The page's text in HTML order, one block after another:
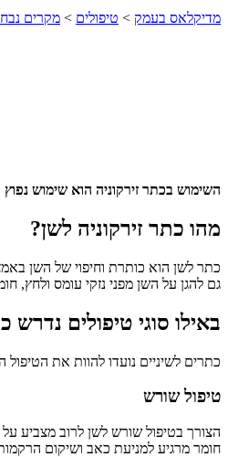
מדיקלאס בעמק > טיפולים > מקרים
השימוש בכתר זירקוניה הוא שימוש נפוץ
מהו כתר זירקוניה לשן?
כתר לשן הוא כותרת וחיפוי של השן
גם להגן על השן מפני נזקי עומס ולחץ,
באילו סוגי טיפולים נדרש
כתרים לשיניים נועדו להוות את הטיפול
טיפול שורש
הצורך בטיפול שורש לשן לרוב מצביע
חומר מרגיע למניעת כאב ושיקום